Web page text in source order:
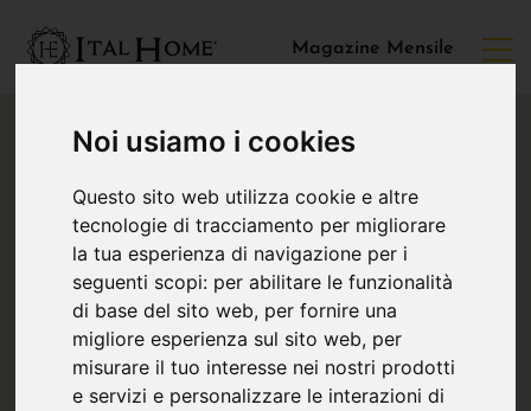
Noi usiamo i cookies
Questo sito web utilizza cookie e altre
tecnologie di tracciamento per migliorare
la tua esperienza di navigazione per i
seguenti scopi: per abilitare le funzionalità
di base del sito web, per fornire una
migliore esperienza sul sito web, per
misurare il tuo interesse nei nostri prodotti
e servizi e personalizzare le interazioni di
Magazine Mensile